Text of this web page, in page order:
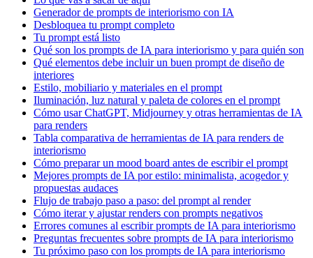
Generador de prompts de interiorismo con IA
Desbloquea tu prompt completo
Tu prompt está listo
Qué son los prompts de IA para interiorismo y para quién son
Qué elementos debe incluir un buen prompt de diseño de
interiores
Estilo, mobiliario y materiales en el prompt
Iluminación, luz natural y paleta de colores en el prompt
Cómo usar ChatGPT, Midjourney y otras herramientas de IA
para renders
Tabla comparativa de herramientas de IA para renders de
interiorismo
Cómo preparar un mood board antes de escribir el prompt
Mejores prompts de IA por estilo: minimalista, acogedor y
propuestas audaces
Flujo de trabajo paso a paso: del prompt al render
Cómo iterar y ajustar renders con prompts negativos
Errores comunes al escribir prompts de IA para interiorismo
Preguntas frecuentes sobre prompts de IA para interiorismo
Tu próximo paso con los prompts de IA para interiorismo